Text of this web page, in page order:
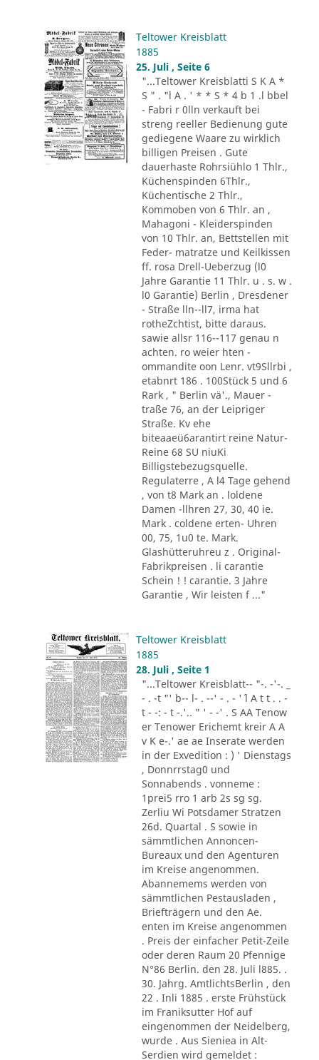
Teltower Kreisblatt
1885
25. Juli , Seite 6
"...Teltower Kreisblatti S K A *
S " . "l A . ' * * S * 4 b 1 .l bbel
- Fabri r 0lln verkauft bei
streng reeller Bedienung gute
gediegene Waare zu wirklich
billigen Preisen . Gute
dauerhaste Rohrsiühlo 1 Thlr.,
Küchenspinden 6Thlr.,
Küchentische 2 Thlr.,
Kommoben von 6 Thlr. an ,
Mahagoni - Kleiderspinden
von 10 Thlr. an, Bettstellen mit
Feder- matratze und Keilkissen
ff. rosa Drell-Ueberzug (l0
Jahre Garantie 11 Thlr. u . s. w .
l0 Garantie) Berlin , Dresdener
- Straße lln--ll7, irma hat
rotheZchtist, bitte daraus.
sawie allsr 116--117 genau n
achten. ro weier hten -
ommandite oon Lenr. vt9Sllrbi ,
etabnrt 186 . 100Stück 5 und 6
Rark , " Berlin vä'., Mauer -
traße 76, an der Leipriger
Straße. Kv ehe
biteaaeü6arantirt reine Natur-
Reine 68 SU niuKi
Billigstebezugsquelle.
Regulaterre , A l4 Tage gehend
, von t8 Mark an . loldene
Damen -llhren 27, 30, 40 ie.
Mark . coldene erten- Uhren
00, 75, 1u0 te. Mark.
Glashütteruhreu z . Original-
Fabrikpreisen . li carantie
Schein ! ! carantie. 3 Jahre
Garantie , Wir leisten f ..."
Teltower Kreisblatt
1885
28. Juli , Seite 1
"...Teltower Kreisblatt-- "-. -'-. _
- . -t "' b-- l- . --' - . - '´ l A t t . . -
t - -: - t -.'.. " ' - -' . S AA Tenow
er Tenower Erichemt kreir A A
v K e-.' ae ae Inserate werden
in der Exvedition : ) ' Dienstags
, Donnrrstag0 und
Sonnabends . vonneme :
1prei5 rro 1 arb 2s sg sg.
Zerliu Wi Potsdamer Stratzen
26d. Quartal . S sowie in
sämmtlichen Annoncen-
Bureaux und den Agenturen
im Kreise angenommen.
Abannemems werden von
sämmtlichen Pestausladen ,
Briefträgern und den Ae.
enten im Kreise angenommen
. Preis der einfacher Petit-Zeile
oder deren Raum 20 Pfennige
N°86 Berlin. den 28. Juli l885. .
30. Jahrg. AmtlichtsBerlin , den
22 . Inli 1885 . erste Frühstück
im Franiksutter Hof auf
eingenommen der Neidelberg,
wurde . Aus Sieniea in Alt-
Serdien wird gemeldet :